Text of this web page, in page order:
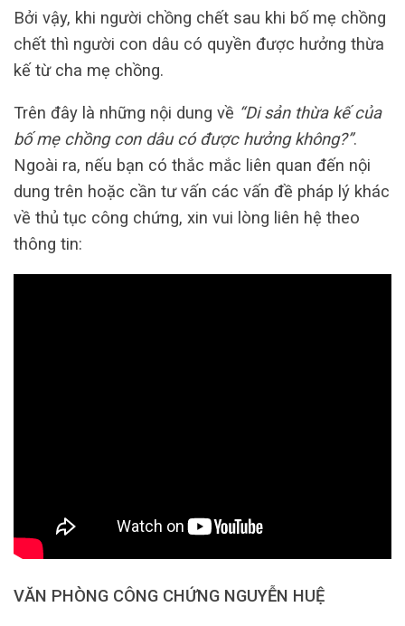
Bởi vậy, khi người chồng chết sau khi bố mẹ chồng
chết thì người con dâu có quyền được hưởng thừa
kế từ cha mẹ chồng.
Trên đây là những nội dung về “Di sản thừa kế của
bố mẹ chồng con dâu có được hưởng không?”.
Ngoài ra, nếu bạn có thắc mắc liên quan đến nội
dung trên hoặc cần tư vấn các vấn đề pháp lý khác
về thủ tục công chứng, xin vui lòng liên hệ theo
thông tin:
VĂN PHÒNG CÔNG CHỨNG NGUYỄN HUỆ